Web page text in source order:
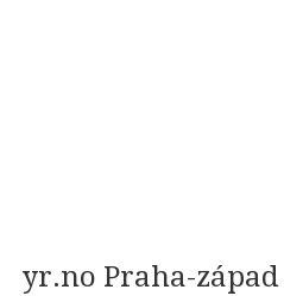
yr.no Praha-